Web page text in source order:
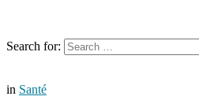
Search for:
in Santé